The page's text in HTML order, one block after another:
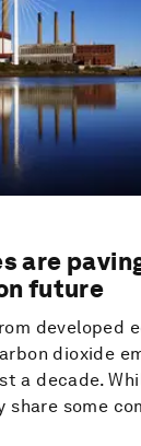
are
future
developed
dioxide
a decade.
share some